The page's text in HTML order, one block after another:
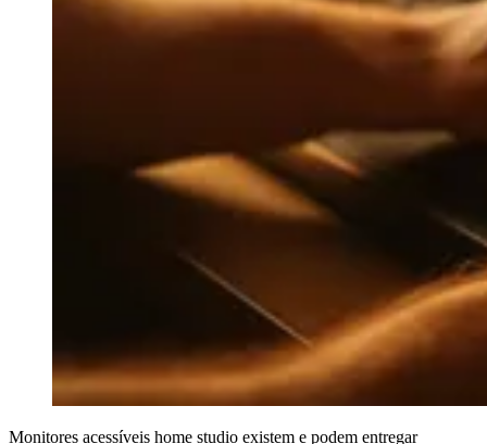
Monitores acessíveis home studio existem e podem entregar